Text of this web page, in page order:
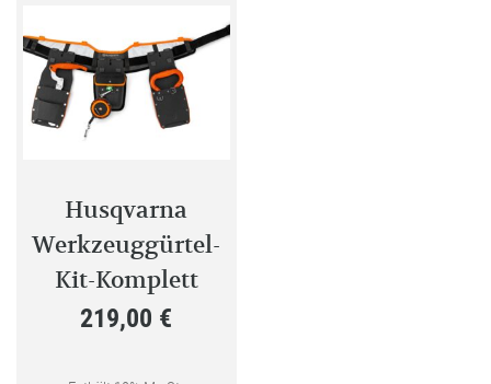
Husqvarna
Werkzeuggürtel-
Kit-Komplett
219,00 €